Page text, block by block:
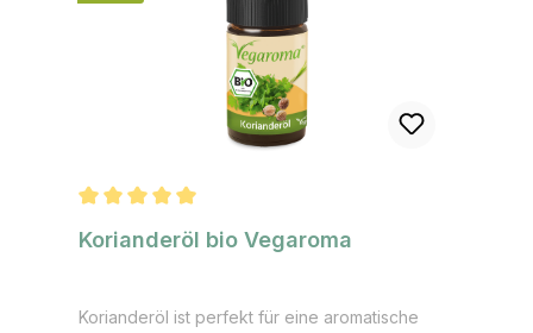
Deutschland angebaut. Als grünen Ingwer
bezeichnet man die jung geernteten, milder
schmeckenden Wurzeln. Vor der Einführung
der Chilischoten aus Amerika war Ingwer neben
Pfeffer in Ostasien meist das einzige
Geschmacksrichtung in deine Speisen und
Korianderöl bio Vegaroma
Korianderöl ist perfekt für eine aromatische